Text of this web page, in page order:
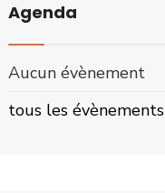
Agenda
Aucun évènement
tous les évènements